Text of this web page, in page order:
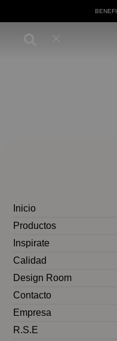
Inicio
Productos
Inspirate
Calidad
Design Room
Contacto
Empresa
R.S.E